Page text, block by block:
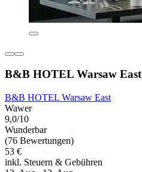
B&B HOTEL Warsaw East
B&B HOTEL Warsaw East
Wawer
9,0/10
Wunderbar
(76 Bewertungen)
53 €
inkl. Steuern & Gebühren